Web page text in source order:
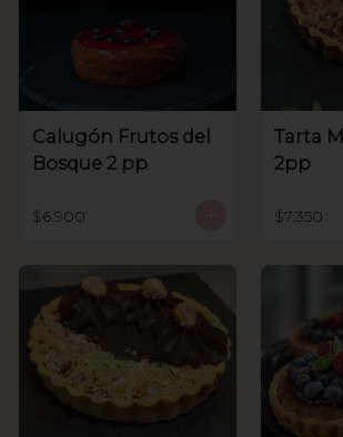
Calugón Frutos del
Bosque 2 pp
$6.900
Tarta
2pp
$7.350